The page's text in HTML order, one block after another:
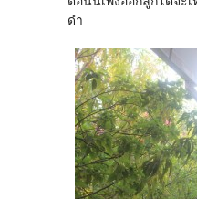
ดำ